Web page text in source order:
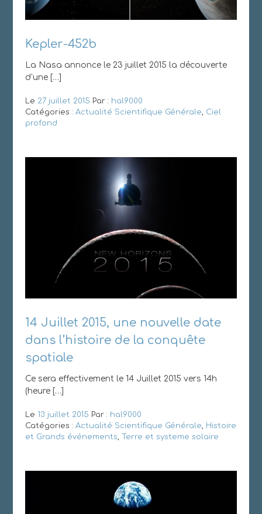
Kepler-452b
La Nasa annonce le 23 juillet 2015 la découverte
d’une […]
Le 27 juillet 2015 Par : hal9000
Catégories : Actualité Scientifique Générale
Ciel
profond
14 Juillet 2015, une nouvelle date
dans l’histoire de la conquête
spatiale
Ce sera effectivement le 14 Juillet 2015 vers 14h
(heure […]
Le 13 juillet 2015 Par : hal9000
Catégories : Actualité Scientifique Générale
Histoire
et Grands événements Terre et systeme solaire